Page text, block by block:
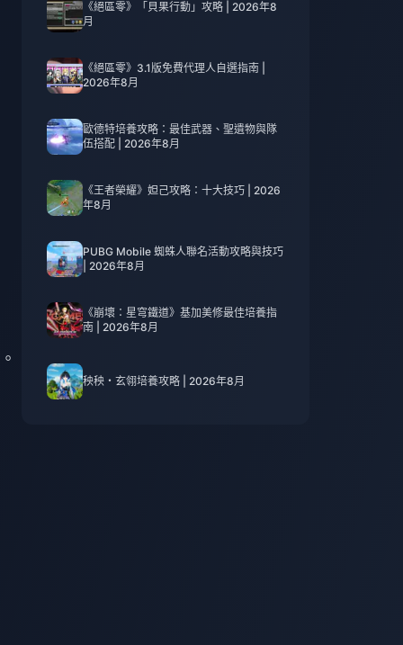
《絕區零》「貝果行動」攻略 | 2026年8
月
《絕區零》3.1版免費代理人自選指南 |
2026年8月
歐德特培養攻略：最佳武器、聖遺物與隊
伍搭配 | 2026年8月
《王者榮耀》妲己攻略：十大技巧 | 2026
年8月
PUBG Mobile 蜘蛛人聯名活動攻略與技巧
| 2026年8月
《崩壞：星穹鐵道》基加美修最佳培養指
南 | 2026年8月
秧秧・玄翎培養攻略 | 2026年8月